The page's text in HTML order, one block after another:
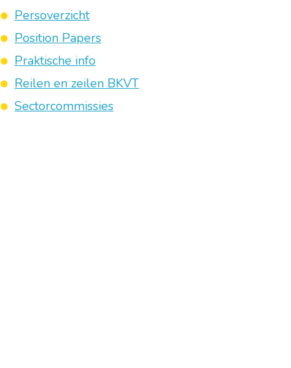
Persoverzicht
Position Papers
Praktische info
Reilen en zeilen BKVT
Sectorcommissies